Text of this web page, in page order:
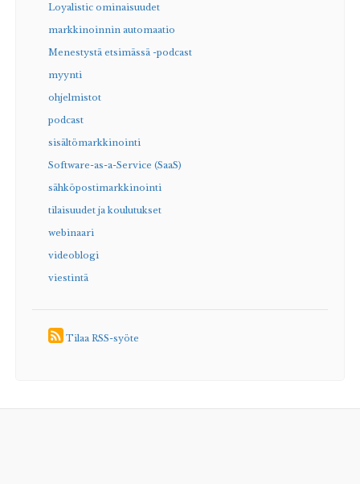
Loyalistic ominaisuudet
markkinoinnin automaatio
Menestystä etsimässä -podcast
myynti
ohjelmistot
podcast
sisältömarkkinointi
Software-as-a-Service (SaaS)
sähköpostimarkkinointi
tilaisuudet ja koulutukset
webinaari
videoblogi
viestintä
Tilaa RSS-syöte